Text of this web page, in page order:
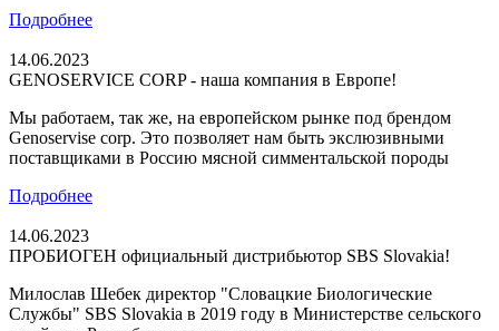
Подробнее
14.06.2023
GENOSERVIСE CORP - наша компания в Европе!
Мы работаем, так же, на европейском рынке под брендом
Genoservise corp. Это позволяет нам быть экслюзивными
поставщиками в Россию мясной симментальской породы
Подробнее
14.06.2023
ПРОБИОГЕН официальный дистрибьютор SBS Slovakia!
Милослав Шебек директор "Словацкие Биологические
Cлужбы" SBS Slovakia в 2019 году в Министерстве сельского